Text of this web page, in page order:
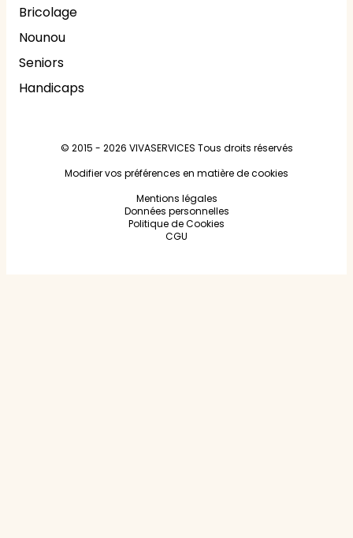
Bricolage
Nounou
Seniors
Handicaps
© 2015 - 2026 VIVASERVICES Tous droits réservés
Modifier vos préférences en matière de cookies
Mentions légales
Données personnelles
Politique de Cookies
CGU